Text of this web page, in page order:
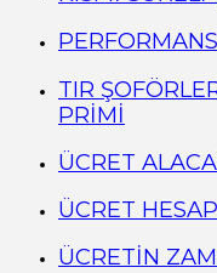
TIR
PRİMİ
ÜCRET
ÜCRET
ÜCRETİN